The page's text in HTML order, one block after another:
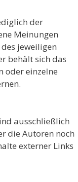
der
Meinungen
jeweiligen
behält sich das
oder einzelne
ausschließlich
die Autoren noch
externer Links